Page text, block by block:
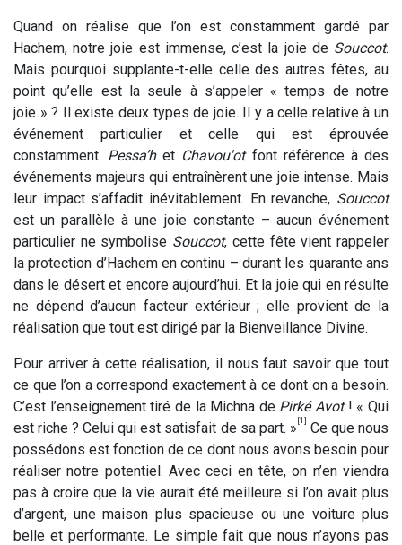
Quand on réalise que l’on est constamment gardé par
Hachem, notre joie est immense, c’est la joie de Souccot.
Mais pourquoi supplante-t-elle celle des autres fêtes, au
point qu’elle est la seule à s’appeler « temps de notre
joie » ? Il existe deux types de joie. Il y a celle relative à un
événement particulier et celle qui est éprouvée
constamment. Pessa’het Chavou'otfont référence à des
événements majeurs qui entraînèrent une joie intense. Mais
leur impact s’affadit inévitablement. En revanche, Souccot
est un parallèle à une joie constante – aucun événement
particulier ne symbolise Souccot, cette fête vient rappeler
la protection d’Hachem en continu – durant les quarante ans
dans le désert et encore aujourd’hui. Et la joie qui en résulte
ne dépend d’aucun facteur extérieur ; elle provient de la
réalisation que tout est dirigé par la Bienveillance Divine.
Pour arriver à cette réalisation, il nous faut savoir que tout
ce que l’on a correspond exactement à ce dont on a besoin.
C’est l’enseignement tiré de la Michna de Pirké Avot! « Qui
est riche ? Celui qui est satisfait de sa part. » [1] Ce que nous
possédons est fonction de ce dont nous avons besoin pour
réaliser notre potentiel. Avec ceci en tête, on n’en viendra
pas à croire que la vie aurait été meilleure si l’on avait plus
d’argent, une maison plus spacieuse ou une voiture plus
belle et performante. Le simple fait que nous n’ayons pas